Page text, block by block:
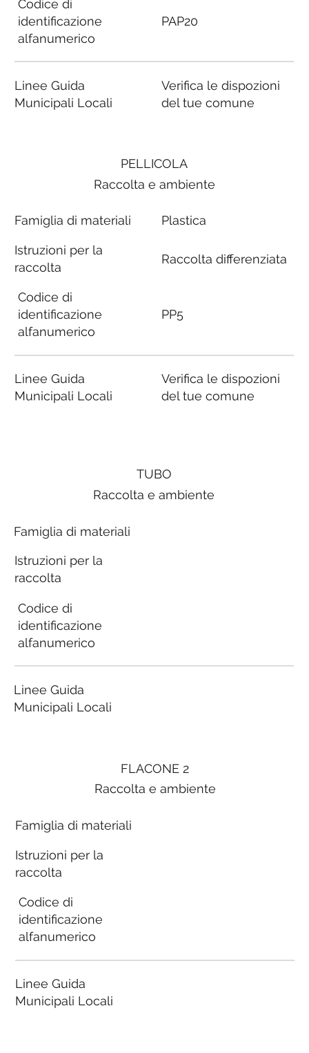
PELLICOLA
Raccolta e ambiente
Famiglia di materiali
Istruzioni per la
raccolta
Codice di
identificazione
alfanumerico
Linee Guida
Municipali Locali
Plastica
Raccolta differenziata
PP5
Verifica le dispozioni
del tue comune
FLACONE 2
Raccolta e ambiente
Famiglia di materiali
Istruzioni per la
raccolta
Codice di
identificazione
alfanumerico
Linee Guida
Municipali Locali
Codice di
identificazione
alfanumerico
Linee Guida
Municipali Locali
PAP20
Verifica le dispozioni
del tue comune
TUBO
Raccolta e ambiente
Famiglia di materiali
Istruzioni per la
raccolta
Codice di
identificazione
alfanumerico
Linee Guida
Municipali Locali